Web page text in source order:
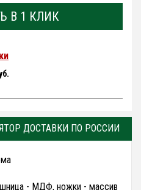
В 1 КЛИК
ДОСТАВКИ ПО РОССИИ
- МДФ, ножки - массив